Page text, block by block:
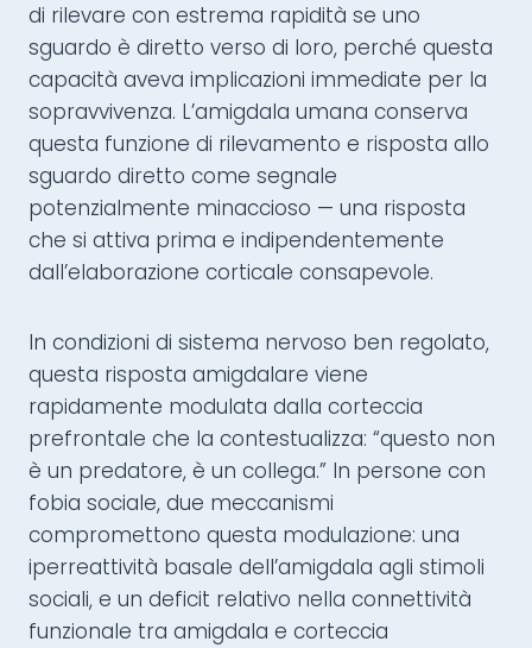
di rilevare con estrema rapidità se uno
sguardo è diretto verso di loro, perché questa
capacità aveva implicazioni immediate per la
sopravvivenza. L’amigdala umana conserva
questa funzione di rilevamento e risposta allo
sguardo diretto come segnale
potenzialmente minaccioso — una risposta
che si attiva prima e indipendentemente
dall’elaborazione corticale consapevole.
In condizioni di sistema nervoso ben regolato,
questa risposta amigdalare viene
rapidamente modulata dalla corteccia
prefrontale che la contestualizza: “questo non
è un predatore, è un collega.” In persone con
fobia sociale, due meccanismi
compromettono questa modulazione: una
iperreattività basale dell’amigdala agli stimoli
sociali, e un deficit relativo nella connettività
funzionale tra amigdala e corteccia